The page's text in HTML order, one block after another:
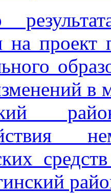
на проект